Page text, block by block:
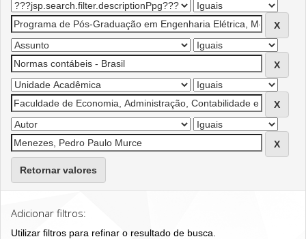
Retornar valores
Adicionar filtros:
Utilizar filtros para refinar o resultado de busca.